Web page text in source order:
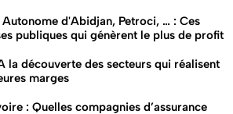
Autonome d'Abidjan, Petroci, … : Ces
publiques qui génèrent le plus de profit
la découverte des secteurs qui réalisent
marges
: Quelles compagnies d’assurance